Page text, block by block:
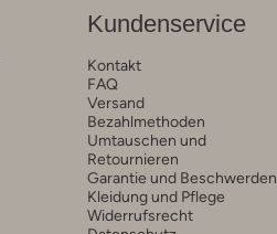
Kundenservice
Kontakt
FAQ
Versand
Bezahlmethoden
Umtauschen und
Retournieren
Garantie und Beschwerden
Kleidung und Pflege
Widerrufsrecht